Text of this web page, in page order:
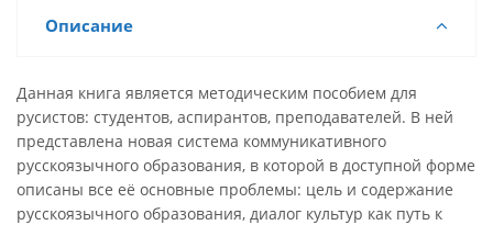
Описание
Данная книга является методическим пособием для
русистов: студентов, аспирантов, преподавателей. В ней
представлена новая система коммуникативного
русскоязычного образования, в которой в доступной форме
описаны все её основные проблемы: цель и содержание
русскоязычного образования, диалог культур как путь к